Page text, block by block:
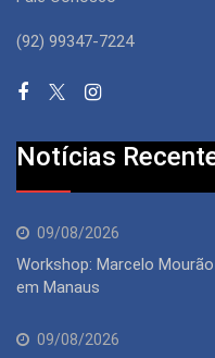
(92) 99347-7224
Notícias
09/08/2026
Workshop: Marcelo
em Manaus
09/08/2026